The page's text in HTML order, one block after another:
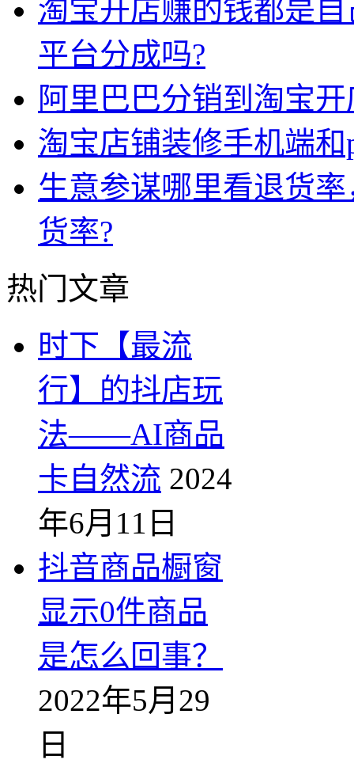
淘宝开店赚的钱都是
平台分成吗?
阿里巴巴分销到淘宝
淘宝店铺装修手机端和
生意参谋哪里看退货
货率?
热门文章
时下【最流
行】的抖店玩
法——AI商品
卡自然流 2024
年6月11日
抖音商品橱窗
显示0件商品
是怎么回事？
2022年5月29
日